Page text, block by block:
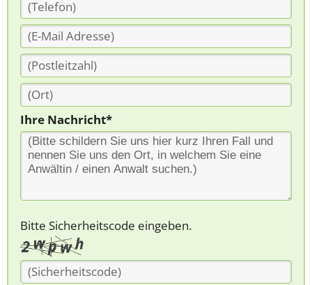
Ihre Nachricht*
Bitte Sicherheitscode eingeben.